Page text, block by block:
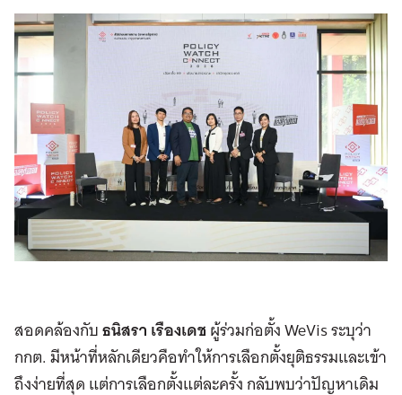
สอดคล้องกับธนิสรา เรืองเดชผู้ร่วมก่อตั้ง WeVis ระบุว่า
กกต. มีหน้าที่หลักเดียวคือทำให้การเลือกตั้งยุติธรรมและเข้า
ถึงง่ายที่สุด แต่การเลือกตั้งแต่ละครั้ง กลับพบว่าปัญหาเดิม